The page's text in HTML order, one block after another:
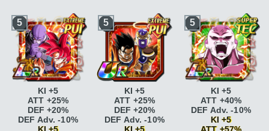
époustouflanteKI
+2
Vitesse
époustouflanteKI
+2 DEF +5%
Combat acharnéATT
+15%
Combat acharnéATT
+20%
Fonceur ATT +10%
DEF Adv. -10%
FonceurATT +15%
DEF Adv. -15%
Combat acharnéATT
+15%
Combat acharnéATT
+20%
FonceurATT +10%
DEF Adv. -10%
FonceurATT +15%
DEF Adv. -15%
Tournoi du
pouvoirKI +3
Tournoi du
pouvoirKI +3 ATT
+7% DEF +7%
époustouflanteKI
+2
Vitesse
époustouflanteKI
+2 DEF +5%
Combat acharnéATT
+15%
Combat acharnéATT
+20%
Fonceur ATT +10%
DEF Adv. -10%
FonceurATT +15%
DEF Adv. -15%
5
KI +5
ATT +25%
DEF +20%
DEF Adv. -10%
KI +5
5
KI +5
ATT +25%
DEF +20%
DEF Adv. -10%
KI +5
5
KI +5
ATT +40%
DEF Adv. -10%
KI +5
ATT +57%